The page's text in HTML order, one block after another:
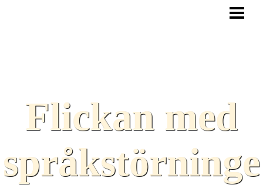
HJÄLPMEDEL
LÄNKAR
Flickan med
språkstörninge